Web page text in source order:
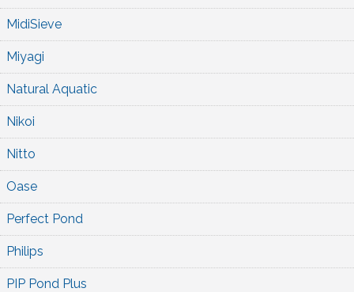
MidiSieve
Miyagi
Natural Aquatic
Nikoi
Nitto
Oase
Perfect Pond
Philips
PIP Pond Plus